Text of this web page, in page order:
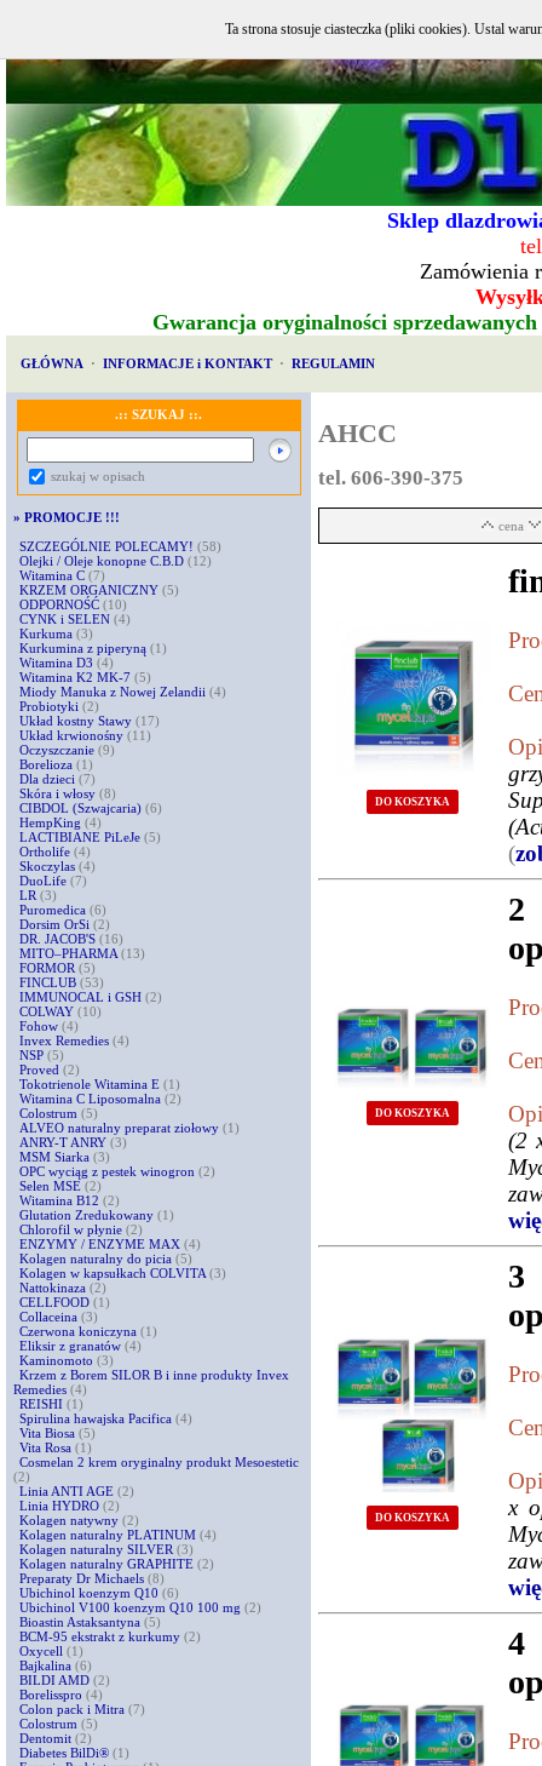
Sklep
Zamówienia
Gwarancja oryginalności
GŁÓWNA · INFORMACJE i KONTAKT · REGULAMIN
.:: SZUKAJ ::.
szukaj w opisach
» PROMOCJE !!!
SZCZEGÓLNIE POLECAMY! (58)
Olejki / Oleje konopne C.B.D (12)
Witamina C (7)
KRZEM ORGANICZNY (5)
ODPORNOŚĆ (10)
CYNK i SELEN (4)
Kurkuma (3)
Kurkumina z piperyną (1)
Witamina D3 (4)
Witamina K2 MK-7 (5)
Miody Manuka z Nowej Zelandii (4)
Probiotyki (2)
Układ kostny Stawy (17)
Układ krwionośny (11)
Oczyszczanie (9)
Borelioza (1)
Dla dzieci (7)
Skóra i włosy (8)
CIBDOL (Szwajcaria) (6)
HempKing (4)
LACTIBIANE PiLeJe (5)
Ortholife (4)
Skoczylas (4)
DuoLife (7)
LR (3)
Puromedica (6)
Dorsim OrSi (2)
DR. JACOB'S (16)
MITO–PHARMA (13)
FORMOR (5)
FINCLUB (53)
IMMUNOCAL i GSH (2)
COLWAY (10)
Fohow (4)
Invex Remedies (4)
NSP (5)
Proved (2)
Tokotrienole Witamina E (1)
Witamina C Liposomalna (2)
Colostrum (5)
ALVEO naturalny preparat ziołowy (1)
ANRY-T ANRY (3)
MSM Siarka (3)
OPC wyciąg z pestek winogron (2)
Selen MSE (2)
Witamina B12 (2)
Glutation Zredukowany (1)
Chlorofil w płynie (2)
ENZYMY / ENZYME MAX (4)
Kolagen naturalny do picia (5)
Kolagen w kapsułkach COLVITA (3)
Nattokinaza (2)
CELLFOOD (1)
Collaceina (3)
Czerwona koniczyna (1)
Eliksir z granatów (4)
Kaminomoto (3)
Krzem z Borem SILOR B i inne produkty Invex
Remedies (4)
REISHI (1)
Spirulina hawajska Pacifica (4)
Vita Biosa (5)
Vita Rosa (1)
Cosmelan 2 krem oryginalny produkt Mesoestetic
(2)
Linia ANTI AGE (2)
Linia HYDRO (2)
Kolagen natywny (2)
Kolagen naturalny PLATINUM (4)
Kolagen naturalny SILVER (3)
Kolagen naturalny GRAPHITE (2)
Preparaty Dr Michaels (8)
Ubichinol koenzym Q10 (6)
Ubichinol V100 koenzym Q10 100 mg (2)
Bioastin Astaksantyna (5)
BCM-95 ekstrakt z kurkumy (2)
Oxycell (1)
Bajkalina (6)
BILDI AMD (2)
Borelisspro (4)
Colon pack i Mitra (7)
Colostrum (5)
Dentomit (2)
Diabetes BilDi® (1)
AHCC
tel. 606-390-375
cena
DO KOSZYKA
(
DO KOSZYKA
2
(2
DO KOSZYKA
3
x
4
Ta strona stosuje ciasteczka (pliki cookies). Ustal